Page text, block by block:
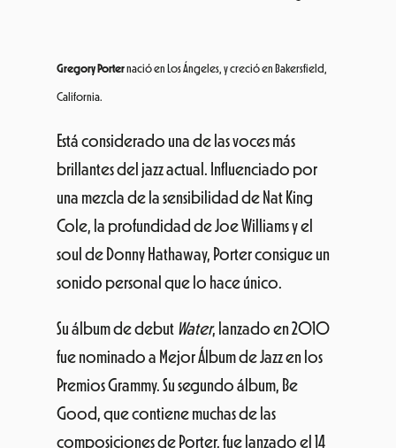
Gregory Porternació en Los Ángeles, y creció en Bakersfield,
California.
Está considerado una de las voces más
brillantes del jazz actual. Influenciado por
una mezcla de la sensibilidad de Nat King
Cole, la profundidad de Joe Williams y el
soul de Donny Hathaway, Porter consigue un
sonido personal que lo hace único.
Su álbum de debut Water, lanzado en 2010
fue nominado a Mejor Álbum de Jazz en los
Premios Grammy. Su segundo álbum, Be
Good, que contiene muchas de las
composiciones de Porter, fue lanzado el 14